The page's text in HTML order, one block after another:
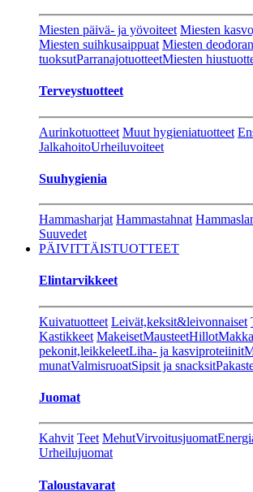
Miesten päivä- ja yövoiteet Miesten
Miesten suihkusaippuat Miesten
tuoksutParranajotuotteetMiesten
Terveystuotteet
Aurinkotuotteet Muut hygieniatuotteet
JalkahoitoUrheiluvoiteet
Suuhygienia
Hammasharjat Hammastahnat
Suuvedet
PÄIVITTÄISTUOTTEET
Elintarvikkeet
Kuivatuotteet Leivät,keksit&leivonnaiset
Kastikkeet MakeisetMausteetHillot
pekonit,leikkeleetLiha- ja kasviproteiinit
munatValmisruoatSipsit ja snacksit
Juomat
Kahvit Teet MehutVirvoitusjuomat
Urheilujuomat
Taloustavarat